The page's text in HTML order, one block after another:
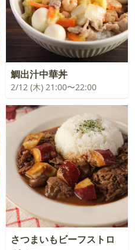
鯛出汁中華丼
2/12 (木) 21:00〜22:00
さつまいもビーフストロ